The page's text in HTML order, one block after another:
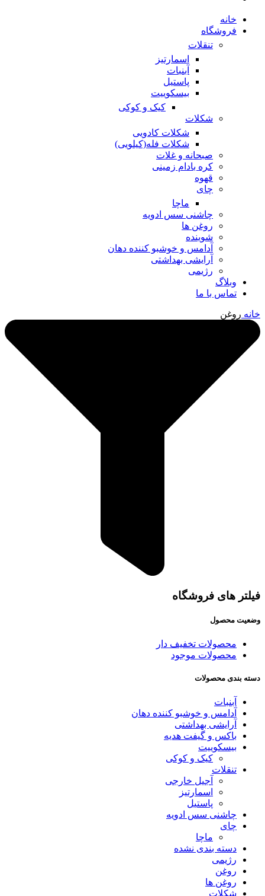
خانه
فروشگاه
تنقلات
اسمارتیز
آبنبات
پاستیل
بیسکوییت
کیک و کوکی
شکلات
شکلات کادویی
شکلات فله(کیلویی)
صبحانه و غلات
کره بادام زمینی
قهوه
چای
ماچا
چاشنی سس ادویه
روغن ها
شوینده
آدامس و خوشبو کننده دهان
آرایشی بهداشتی
رژیمی
وبلاگ
تماس با ما
خانه روغن
فیلتر های فروشگاه
وضعیت محصول
محصولات تخفیف دار
محصولات موجود
دسته‌ بندی محصولات
آبنبات
آدامس و خوشبو کننده دهان
آرایشی بهداشتی
باکس و گیفت هدیه
بیسکوییت
کیک و کوکی
تنقلات
آجیل خارجی
اسمارتیز
پاستیل
چاشنی سس ادویه
چای
ماچا
دسته بندی نشده
رژیمی
روغن
روغن ها
شکلات